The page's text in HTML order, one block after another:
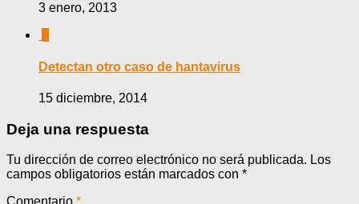
3 enero, 2013
Detectan otro caso de hantavirus
15 diciembre, 2014
Deja una respuesta
Tu dirección de correo electrónico no será publicada. Los
campos obligatorios están marcados con *